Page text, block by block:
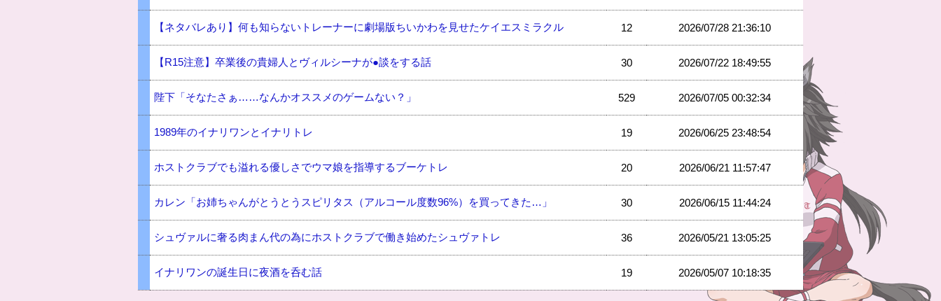
【ネタバレあり】何も知らないトレーナーに劇場版ちいかわを見せたケイエスミラクル 12 2026/07/28 21:36:10
【R15注意】卒業後の貴婦人とヴィルシーナが●談をする話 30 2026/07/22 18:49:55
陛下「そなたさぁ……なんかオススメのゲームない？」 529 2026/07/05 00:32:34
1989年のイナリワンとイナリトレ 19 2026/06/25 23:48:54
ホストクラブでも溢れる優しさでウマ娘を指導するブーケトレ 20 2026/06/21 11:57:47
カレン「お姉ちゃんがとうとうスピリタス（アルコール度数96%）を買ってきた…」 30 2026/06/15 11:44:24
シュヴァルに奢る肉まん代の為にホストクラブで働き始めたシュヴァトレ 36 2026/05/21 13:05:25
イナリワンの誕生日に夜酒を呑む話 19 2026/05/07 10:18:35